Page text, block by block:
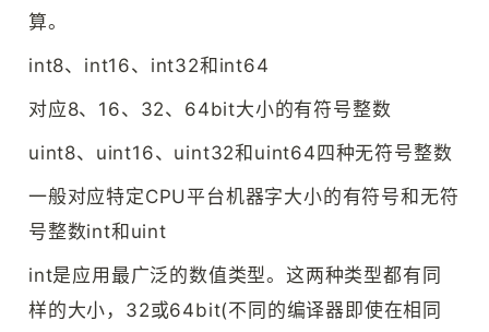
算。
int8、int16、int32和int64
对应8、16、32、64bit大小的有符号整数
uint8、uint16、uint32和uint64四种无符号整数
一般对应特定CPU平台机器字大小的有符号和无符
号整数int和uint
int是应用最广泛的数值类型。这两种类型都有同
样的大小，32或64bit(不同的编译器即使在相同